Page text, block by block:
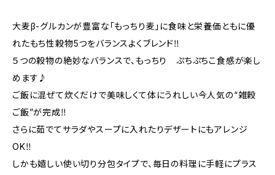
大麦β-グルカンが豊富な「もっちり麦」に食味と栄養価ともに優
れたもち性穀物5つをバランスよくブレンド‼︎
５つの穀物の絶妙なバランスで、もっちり ぷちぷちこ食感が楽し
めます♪
ご飯に混ぜて炊くだけで美味しくて体にうれしい今人気の“雑穀
ご飯”が完成‼︎
さらに茹でてサラダやスープに入れたりデザートにもアレンジ
OK‼︎
しかも嬉しい使い切り分包タイプで、毎日の料理に手軽にプラス